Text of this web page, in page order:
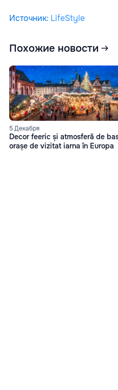
Источник: LifeStyle
Похожие новости
5 Декабря
Decor feeric și atmosferă de
orașe de vizitat iarna în Europa